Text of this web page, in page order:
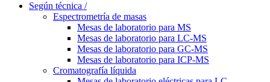
Según técnica /
Espectrometría de masas
Mesas de laboratorio para MS
Mesas de laboratorio para LC-MS
Mesas de laboratorio para GC-MS
Mesas de laboratorio para ICP-MS
Cromatografía líquida